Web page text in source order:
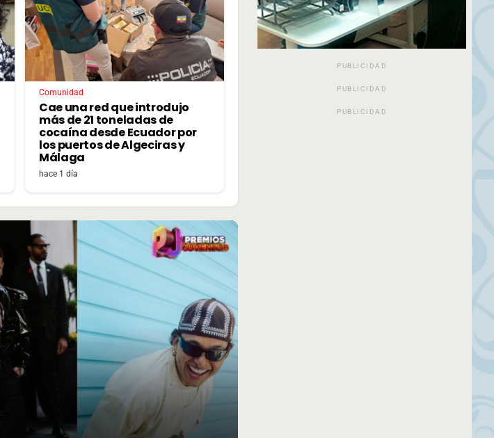
Comunidad
Cae una red que introdujo
más de 21 toneladas de
cocaína desde Ecuador por
los puertos de Algeciras y
Málaga
hace 1 día
PUBLICIDAD
PUBLICIDAD
PUBLICIDAD